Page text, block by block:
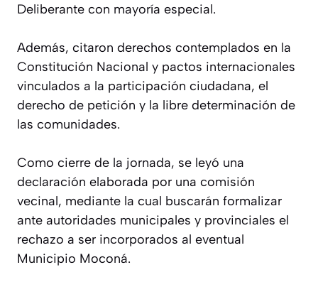
Deliberante con mayoría especial.
Además, citaron derechos contemplados en la
Constitución Nacional y pactos internacionales
vinculados a la participación ciudadana, el
derecho de petición y la libre determinación de
las comunidades.
Como cierre de la jornada, se leyó una
declaración elaborada por una comisión
vecinal, mediante la cual buscarán formalizar
ante autoridades municipales y provinciales el
rechazo a ser incorporados al eventual
Municipio Moconá.